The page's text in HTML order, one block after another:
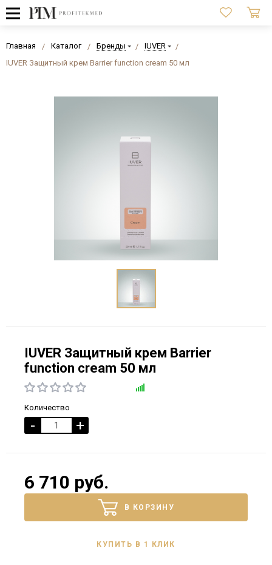
Главная Каталог Бренды
IUVER
IUVER Защитный крем Barrier function cream 50 мл
IUVER Защитный крем Barrier
function cream 50 мл
Количество
- +
6 710 руб.
В КОРЗИНУ
КУПИТЬ В 1 КЛИК